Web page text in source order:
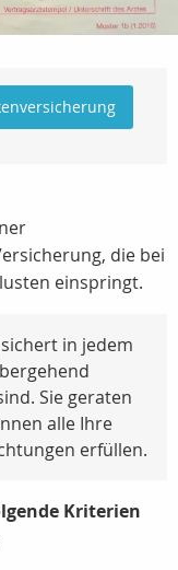
die bei
einspringt.
in jedem
Sie geraten
alle Ihre
erfüllen.
Kriterien